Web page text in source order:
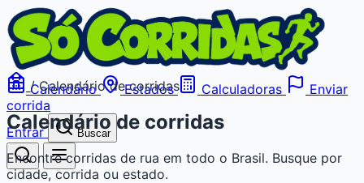
Calendário Estados Calculadoras
Enviar
corrida
Entrar
Buscar
/ Calendário de corridas
Calendário de corridas
Encontre corridas de rua em todo o Brasil. Busque por
cidade, corrida ou estado.